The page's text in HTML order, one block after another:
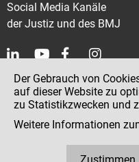
Social Media Kanäle
der Justiz und des BMJ
Kontakt
Impressum
Datenschutz
Der Gebrauch von
auf dieser Website zu
zu Statistikzwecken und
Weitere Informationen